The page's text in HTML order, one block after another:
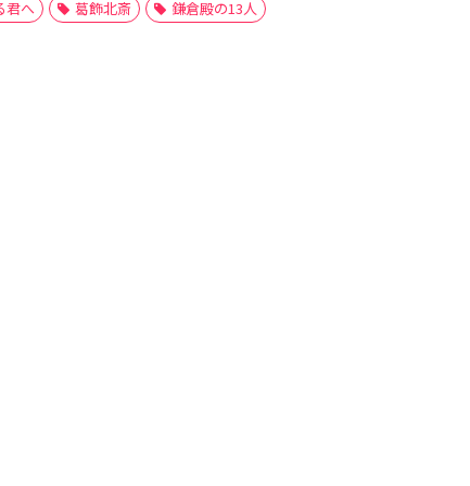
君へ 葛飾北斎 鎌倉殿の13人